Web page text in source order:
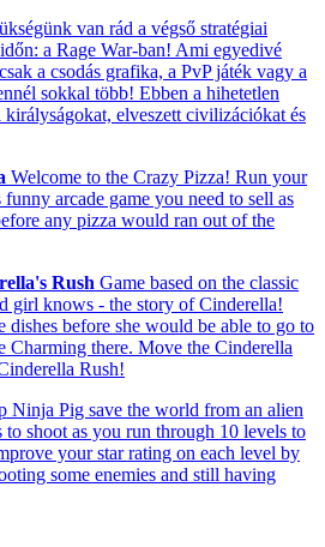
van rád a végső stratégiai
a Rage War-ban! Ami egyedivé
a csodás grafika, a PvP játék vagy a
sokkal több! Ebben a hihetetlen
királyságokat, elveszett civilizációkat és
Welcome to the Crazy Pizza! Run your
arcade game you need to sell as
any pizza would ran out of the
Rush Game based on the classic
girl knows - the story of Cinderella!
dishes before she would be able to go to
Charming there. Move the Cinderella
Rush!
Ninja Pig save the world from an alien
shoot as you run through 10 levels to
your star rating on each level by
some enemies and still having